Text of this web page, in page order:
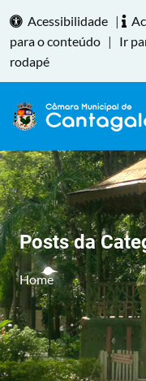
Acessibilidade |
para o conteúdo | Ir
rodapé
Posts da
Home